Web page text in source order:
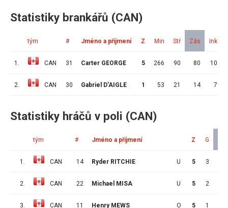
Statistiky brankářů (CAN)
tým # Jméno a příjmení Z Min Stř Zás Ink
1. CAN 31 Carter GEORGE 5 266 90 80 10
2. CAN 30 Gabriel D’AIGLE 1 53 21 14 7
Statistiky hráčů v poli (CAN)
tým # Jméno a příjmení Z G
1. CAN 14 Ryder RITCHIE U 5 3
2. CAN 22 Michael MISA U 5 2
3. CAN 11 Henry MEWS O 5 1